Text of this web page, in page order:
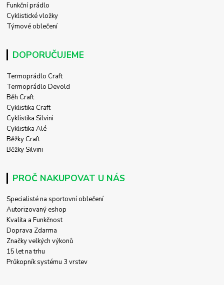
Funkční prádlo
Cyklistické vložky
Týmové oblečení
DOPORUČUJEME
Termoprádlo Craft
Termoprádlo Devold
Běh Craft
Cyklistika Craft
Cyklistika Silvini
Cyklistika Alé
Běžky Craft
Běžky Silvini
PROČ NAKUPOVAT U NÁS
Specialisté na sportovní oblečení
Autorizovaný eshop
Kvalita a Funkčnost
Doprava Zdarma
Značky velkých výkonů
15 let na trhu
Průkopník systému 3 vrstev